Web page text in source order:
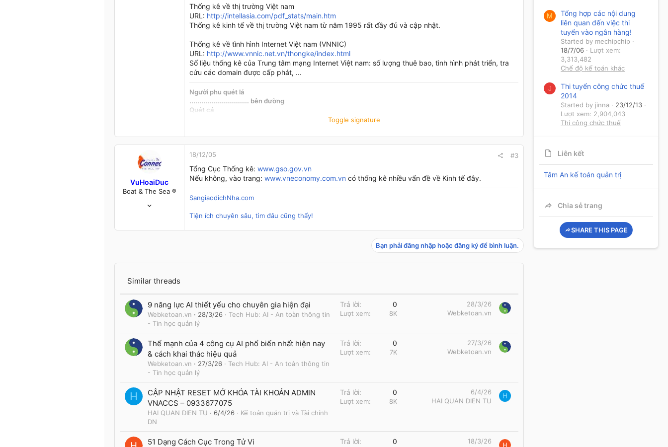
Thống kê về thị trường Việt nam
URL: http://intellasia.com/pdf_stats/main.htm
Thống kê kinh tế về thị trường Việt nam từ năm 1995 rất đầy đủ và cập nhật.
Thống kê về tình hình Internet Việt nam (VNNIC)
URL: http://www.vnnic.net.vn/thongke/index.html
Số liệu thống kê của Trung tâm mạng Internet Việt nam: số lượng thuê bao, tình hình phát triển, tra
cứu các domain được cấp phát, ...
Toggle signature
Người phu quét lá
.............................. bên đường
Quét cả
............................... buồn tênh
:wave-smil
VuHoaiDuc
Boat & The Sea ®
18/12/05 #3
Tổng Cục Thống kê: www.gso.gov.vn
Nếu không, vào trang: www.vneconomy.com.vn có thống kê nhiều vấn đề về Kinh tế đây.
SangiaodichNha.com
Tiện ích chuyên sâu, tìm đâu cũng thấy!
Bạn phải đăng nhập hoặc đăng ký để bình luận.
Similar threads
9 năng lực AI thiết yếu cho chuyên gia hiện đại
Webketoan.vn 28/3/26
Tech Hub: AI - An toàn thông tin
- Tin học quản lý
Trả lời 0
Lượt xem 8K
28/3/26
Webketoan.vn
Thế mạnh của 4 công cụ AI phổ biến nhất hiện nay
& cách khai thác hiệu quả
Webketoan.vn 27/3/26
Tech Hub: AI - An toàn thông tin
- Tin học quản lý
Trả lời 0
Lượt xem 7K
27/3/26
Webketoan.vn
H
CẬP NHẬT RESET MỞ KHÓA TÀI KHOẢN ADMIN
VNACCS – 0933677075
HAI QUAN DIEN TU 6/4/26
Kế toán quản trị và Tài chính
DN
Trả lời 0
Lượt xem 8K
6/4/26
HAI QUAN DIEN TU
H
51 Dạng Cách Cục Trong Tử Vi Trả lời 0
18/3/26
M
Tổng hợp các nội dung
liên quan đến việc thi
tuyển vào ngân hàng!
Started by mechipchip
18/7/06
Lượt xem:
3,313,482
Chế độ kế toán khác
J
Thi tuyển công chức thuế
2014
Started by jinna
23/12/13
Lượt xem: 2,904,043
Thi công chức thuế
Liên kết
Tâm An kế toán quản trị
Chia sẻ trang
SHARE THIS PAGE